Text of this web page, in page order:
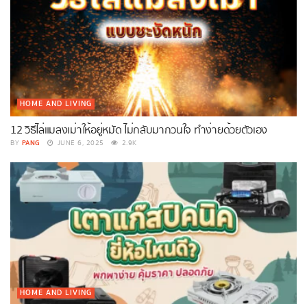
HOME AND LIVING
12 วิธีไล่แมลงเม่าให้อยู่หมัด ไม่กลับมากวนใจ ทำง่ายด้วยตัวเอง
BY PANG JUNE 6, 2025 2.9K
HOME AND LIVING